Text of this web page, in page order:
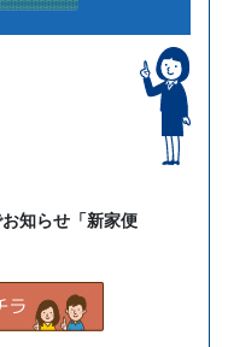
知らせ「新家便